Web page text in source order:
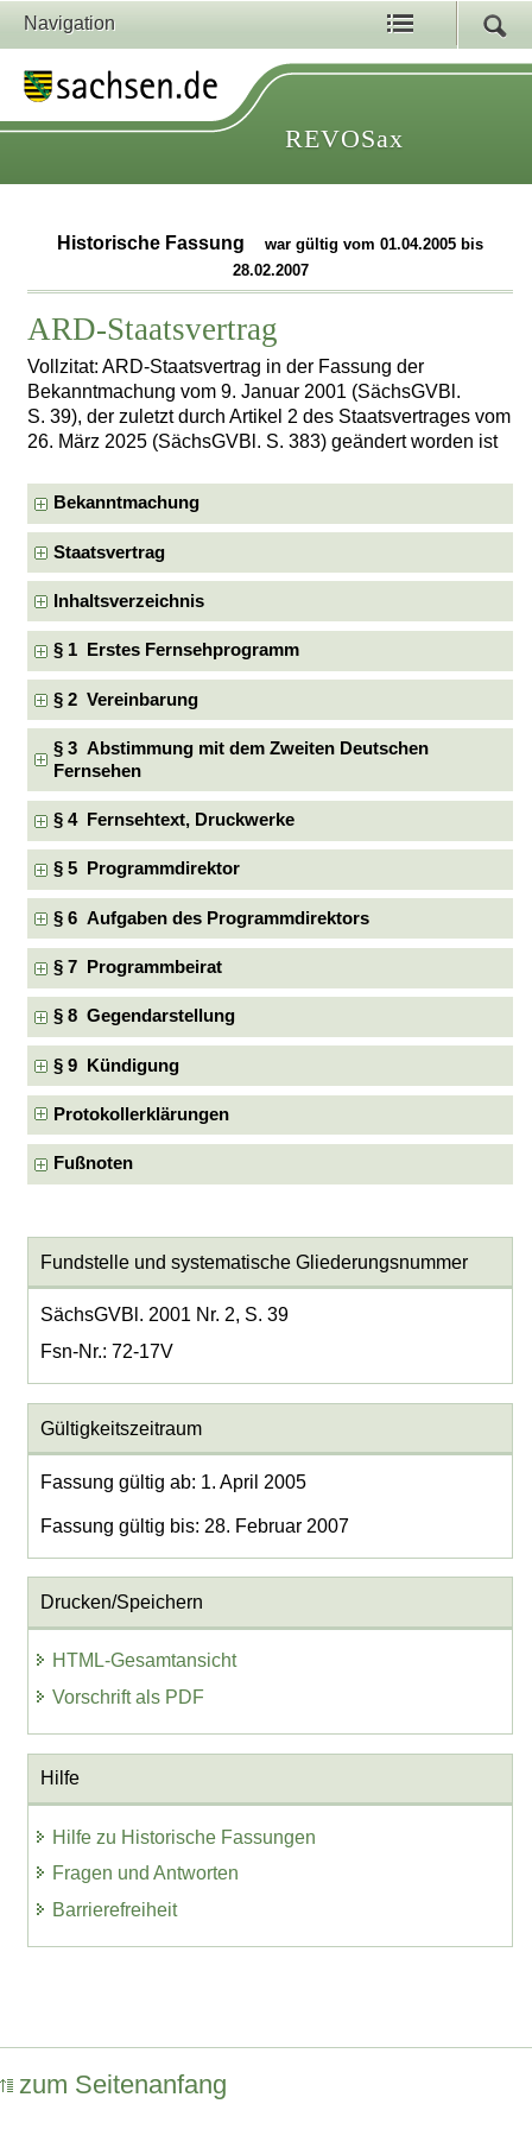
Navigation
REVOSax
Historische Fassung
war gültig vom 01.04.2005 bis
28.02.2007
ARD-Staatsvertrag
Vollzitat: ARD-Staatsvertrag in der Fassung der
Bekanntmachung vom 9. Januar 2001 (SächsGVBl.
S. 39), der zuletzt durch Artikel 2 des Staatsvertrages vom
26. März 2025 (SächsGVBl. S. 383) geändert worden ist
Bekanntmachung
Staatsvertrag
Inhaltsverzeichnis
§ 1 Erstes Fernsehprogramm
§ 2 Vereinbarung
§ 3 Abstimmung mit dem Zweiten Deutschen
Fernsehen
§ 4 Fernsehtext, Druckwerke
§ 5 Programmdirektor
§ 6 Aufgaben des Programmdirektors
§ 7 Programmbeirat
§ 8 Gegendarstellung
§ 9 Kündigung
Protokollerklärungen
Fußnoten
Fundstelle und systematische Gliederungsnummer
SächsGVBl. 2001 Nr. 2, S. 39
Fsn-Nr.: 72-17V
Gültigkeitszeitraum
Fassung gültig ab: 1. April 2005
Fassung gültig bis: 28. Februar 2007
Drucken/Speichern
HTML-Gesamtansicht
Vorschrift als PDF
Hilfe
Hilfe zu Historische Fassungen
Fragen und Antworten
Barrierefreiheit
zum Seitenanfang